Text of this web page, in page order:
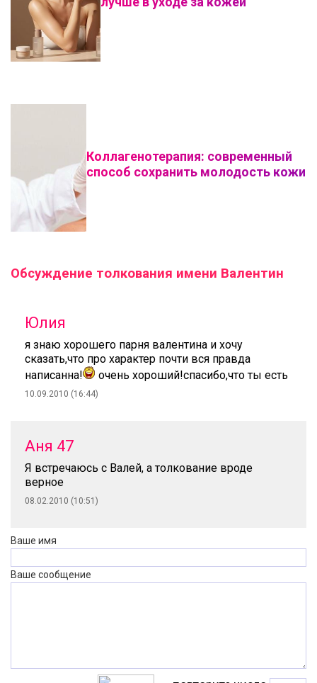
Коллагенотерапия: современный
способ сохранить молодость кожи
Обсуждение толкования имени Валентин
Юлия
я знаю хорошего парня валентина и хочу
сказать,что про характер почти вся правда
написанна!
очень хороший!спасибо,что ты есть
10.09.2010 (16:44)
Аня 47
Я встречаюсь с Валей, а толкование вроде
верное
08.02.2010 (10:51)
Ваше имя
Ваше сообщение